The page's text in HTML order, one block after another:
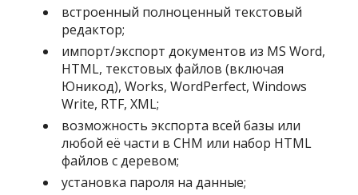
встроенный полноценный текстовый
редактор;
импорт/экспорт документов из MS Word,
HTML, текстовых файлов (включая
Юникод), Works, WordPerfect, Windows
Write, RTF, XML;
возможность экспорта всей базы или
любой её части в CHM или набор HTML
файлов с деревом;
установка пароля на данные;